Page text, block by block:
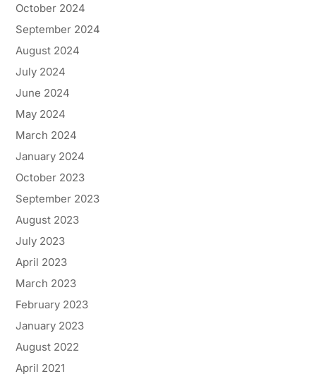
October 2024
September 2024
August 2024
July 2024
June 2024
May 2024
March 2024
January 2024
October 2023
September 2023
August 2023
July 2023
April 2023
March 2023
February 2023
January 2023
August 2022
April 2021